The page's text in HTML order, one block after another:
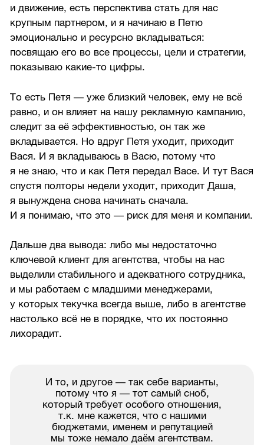
и движение, есть перспектива стать для нас
крупным партнером, и я начинаю в Петю
эмоционально и ресурсно вкладываться:
посвящаю его во все процессы, цели и стратегии,
показываю какие-то цифры.
То есть Петя — уже близкий человек, ему не всё
равно, и он влияет на нашу рекламную кампанию,
следит за её эффективностью, он так же
вкладывается. Но вдруг Петя уходит, приходит
Вася. И я вкладываюсь в Васю, потому что
я не знаю, что и как Петя передал Васе. И тут Вася
спустя полторы недели уходит, приходит Даша,
я вынуждена снова начинать сначала.
И я понимаю, что это — риск для меня и компании.
Дальше два вывода: либо мы недостаточно
ключевой клиент для агентства, чтобы на нас
выделили стабильного и адекватного сотрудника,
и мы работаем с младшими менеджерами,
у которых текучка всегда выше, либо в агентстве
настолько всё не в порядке, что их постоянно
лихорадит.
И то, и другое — так себе варианты,
потому что я — тот самый сноб,
который требует особого отношения,
т.к. мне кажется, что с нашими
бюджетами, именем и репутацией
мы тоже немало даём агентствам.